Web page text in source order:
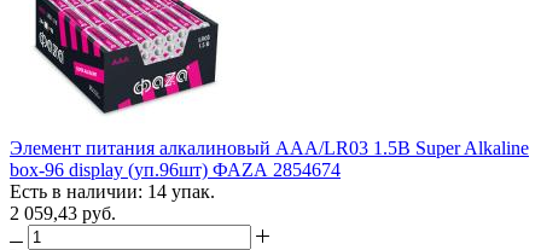
Элемент питания алкалиновый AAA/LR03 1.5В Super Alkaline
box-96 display (уп.96шт) ФАZА 2854674
Есть в наличии: 14 упак.
2 059,43 руб.